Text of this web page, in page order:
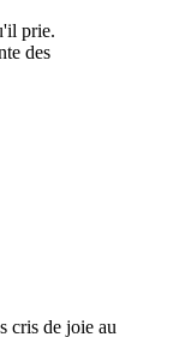
prie.
des
cris de joie au